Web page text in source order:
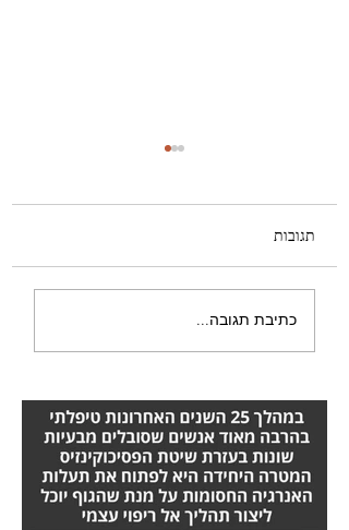
טרשת נפוצה – טיפול
תגובות
כתיבת תגובה...